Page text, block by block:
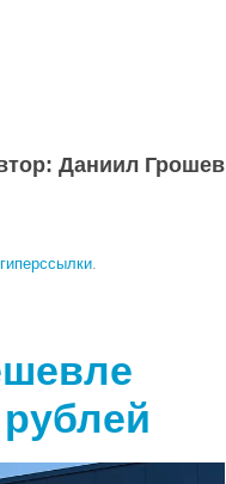
Даниил Грошев
.